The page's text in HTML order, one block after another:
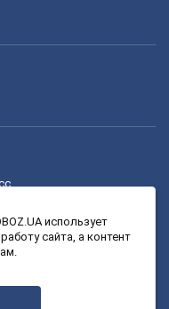
использует
сайта, а контент